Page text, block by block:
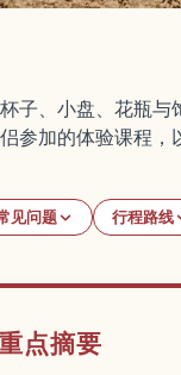
子、小盘、花瓶
参加的体验课程
见问题 行程路线
点摘要